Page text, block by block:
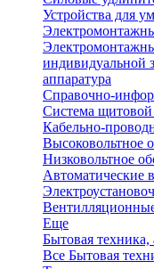
Устройства для
индивидуальной
аппаратура
Справочно-
Система
Кабельно-
Высоковольтное
Низковольтное
Еще
Бытовая техника,
Все Бытовая